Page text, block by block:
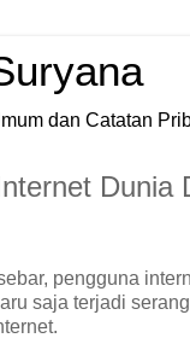
dan Catatan
Dunia
pengguna
saja terjadi